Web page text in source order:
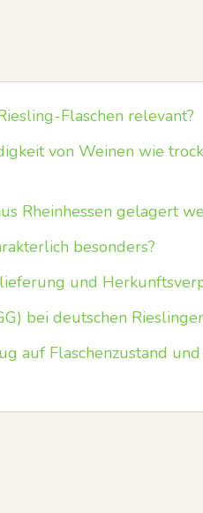
Flaschen relevant?
von Weinen wie
Rheinhessen gelagert
besonders?
und
bei deutschen
auf Flaschenzustand